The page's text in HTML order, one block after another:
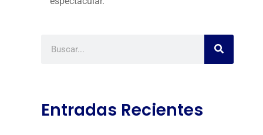
Entradas Recientes